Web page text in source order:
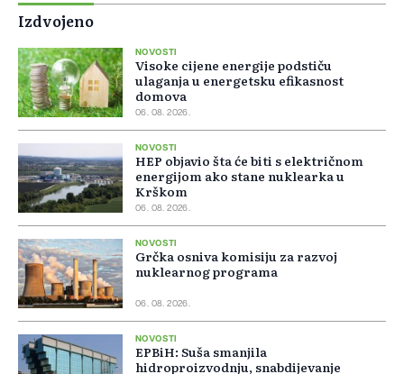
Izdvojeno
NOVOSTI
Visoke cijene energije podstiču
ulaganja u energetsku efikasnost
domova
06. 08. 2026.
NOVOSTI
HEP objavio šta će biti s električnom
energijom ako stane nuklearka u
Krškom
06. 08. 2026.
NOVOSTI
Grčka osniva komisiju za razvoj
nuklearnog programa
06. 08. 2026.
NOVOSTI
EPBiH: Suša smanjila
hidroproizvodnju, snabdijevanje